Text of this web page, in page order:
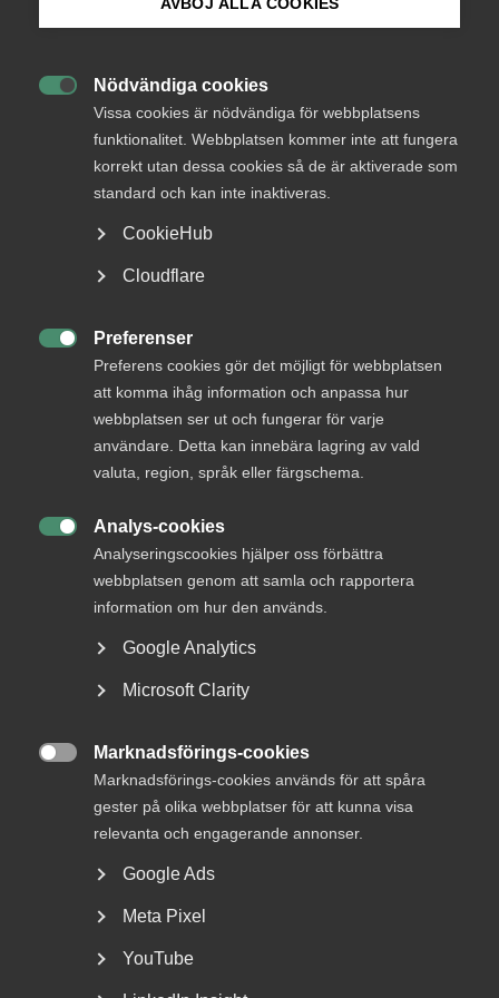
AVBÖJ ALLA COOKIES
Nödvändiga cookies
Vissa cookies är nödvändiga för webbplatsens
funktionalitet. Webbplatsen kommer inte att fungera
korrekt utan dessa cookies så de är aktiverade som
standard och kan inte inaktiveras.
CookieHub
Cloudflare
Preferenser
Preferens cookies gör det möjligt för webbplatsen
att komma ihåg information och anpassa hur
webbplatsen ser ut och fungerar för varje
användare. Detta kan innebära lagring av vald
valuta, region, språk eller färgschema.
Analys-cookies
Analyseringscookies hjälper oss förbättra
webbplatsen genom att samla och rapportera
information om hur den används.
Google Analytics
Microsoft Clarity
Marknadsförings-cookies
Marknadsförings-cookies används för att spåra
gester på olika webbplatser för att kunna visa
relevanta och engagerande annonser.
Google Ads
Meta Pixel
YouTube
Logga in på Arbetsgivarguiden
Sök på almega.se
Cookie-inställningar
Logga in
Bli medlem
DU KANSKE OCKSÅ ÄR INTRESSERAD AV
privatekonomi räckte inte för
avskedande – AD
ogiltigförklarar beslutet
AD 2026 nr 19 Bakgrunden till tvisten var följande.
Arbetstagaren KM arbetade som utredare hos ett
försäkringsbolag...